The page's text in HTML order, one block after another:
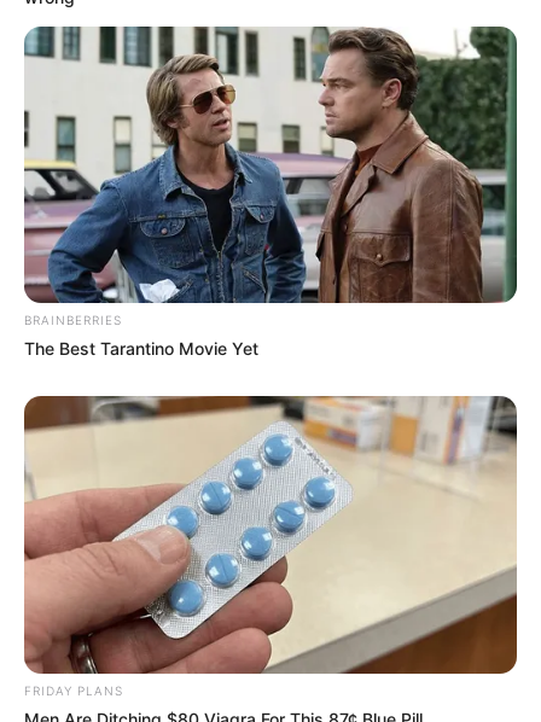
BRAINBERRIES
The Best Tarantino Movie Yet
FRIDAY PLANS